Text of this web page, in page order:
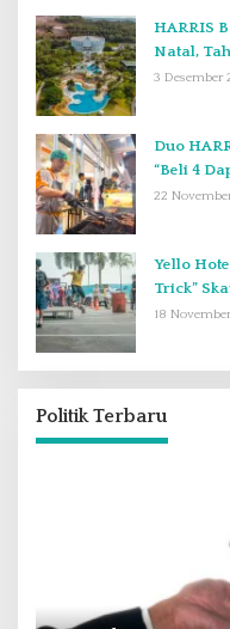
HARRIS
Natal,
3 Desember
Duo
“Beli 4
22
Yello
Trick”
Perayaan
18
Politik Terbaru